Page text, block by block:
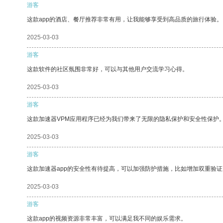
游客
这款app的酒店、餐厅推荐非常有用，让我能够享受到高品质的旅行体验。
2025-03-03
游客
这款软件的社区氛围非常好，可以与其他用户交流学习心得。
2025-03-03
游客
这款加速器VPM应用程序已经为我们带来了无限的隐私保护和安全性保护
2025-03-03
游客
这款加速器app的安全性有待提高，可以加强防护措施，比如增加双重验
2025-03-03
游客
这款app的视频资源非常丰富，可以满足我不同的娱乐需求。